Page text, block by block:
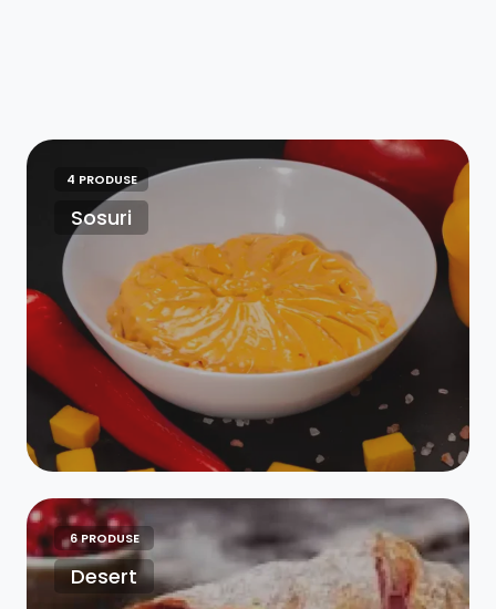
4 PRODUSE
Sosuri
6 PRODUSE
Desert